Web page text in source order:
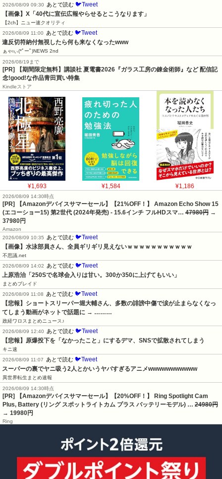
2026/08/09 09:30 あとで読む 🐦Tweet
【画像】X「40代に宣伝広報やらせるとこうなります」
【2ch】ニュー速クオリティ
2026/08/09 11:00
あとで読む 🐦Tweet
違反切符納付無視したら何も来なくなったwww
ぁゃιぃ(*ﾟーﾟ)NEWS 2nd
2026/08/19まで
[PR] 【期間限定無料】講談社 夏電書2026『ガラス工房の錬金術師』など 配信記
念!good!な作品青田買い特集
Kindleストア
¥1,693 ¥1,584 ¥1,186
2026/08/09 14:30時点
[PR] 【Amazonデバイスサマーセール】【21%OFF！】 Amazon Echo Show 15
(エコーショー15) 第2世代 (2024年発売) - 15.6インチ フルHDスマ… 47980円 →
37980円
Amazon
2026/08/09 10:35
あとで読む 🐦Tweet
【画像】水泳部員さん、全員ギリギリ見えないｗｗｗｗｗｗｗｗｗｗｗ
不思議.net
2026/08/09 14:02
あとで読む 🐦Tweet
上原浩治「250Sで名球会入りは甘い。300か350に上げてもいい」
まとめブレイド
2026/08/09 11:08
あとで読む 🐦Tweet
【悲報】ショートスリーパー堀大輔さん、多数の誹謗中傷で涙が止まらなくなっ
てしまう動画がネットで話題に → ………
政経ワロスまとめニュース♪
2026/08/09 12:40
あとで読む 🐦Tweet
【悲報】原爆投下を「なかったこと」にするデマ、SNSで拡散されてしまう
キニ速
2026/08/09 11:07
あとで読む 🐦Tweet
スーパーの裏でヤニ吸う2人とかいうヤバすぎるアニメwwwwwwwwwww
異世界転生まとめ速報
2026/08/09 14:30時点
[PR] 【Amazonデバイスサマーセール】【20%OFF！】 Ring Spotlight Cam
Plus, Battery (リング スポットライトカム プラス バッテリーモデル) … 24980円
→ 19980円
Ring